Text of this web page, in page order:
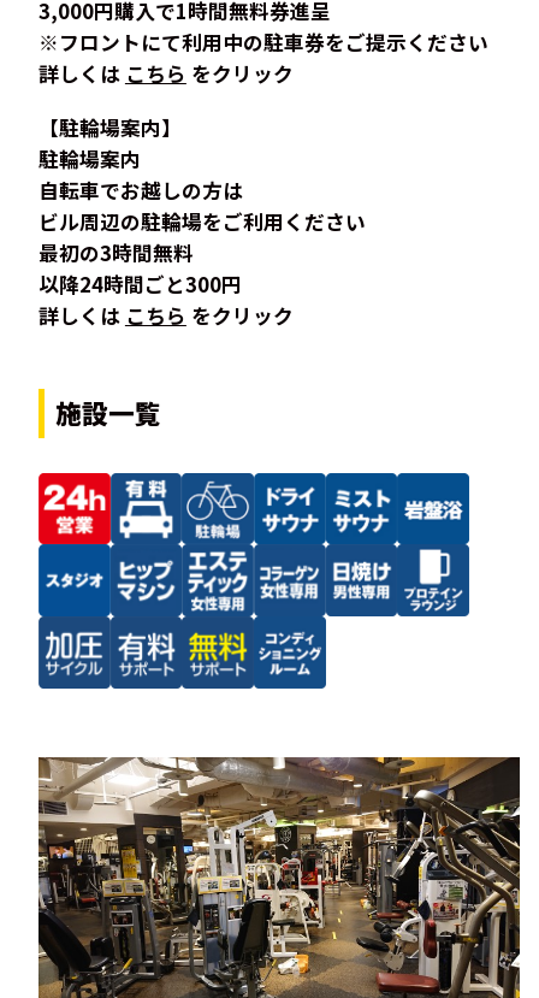
3,000円購入で1時間無料券進呈
※フロントにて利用中の駐車券をご提示ください
詳しくは こちら をクリック
【駐輪場案内】
駐輪場案内
自転車でお越しの方は
ビル周辺の駐輪場をご利用ください
最初の3時間無料
以降24時間ごと300円
詳しくは こちら をクリック
施設一覧